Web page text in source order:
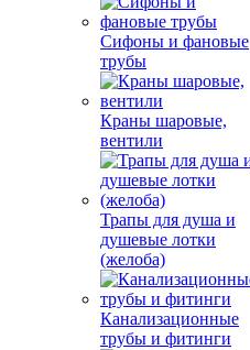
Сифоны и фановые
трубы
Краны шаровые,
вентили
Трапы для душа и
душевые лотки
(желоба)
Канализационные
трубы и фитинги